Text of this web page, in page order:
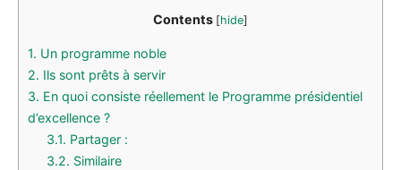
Contents [hide]
1. Un programme noble
2. Ils sont prêts à servir
3. En quoi consiste réellement le Programme présidentiel
d’excellence ?
3.1. Partager :
3.2. Similaire